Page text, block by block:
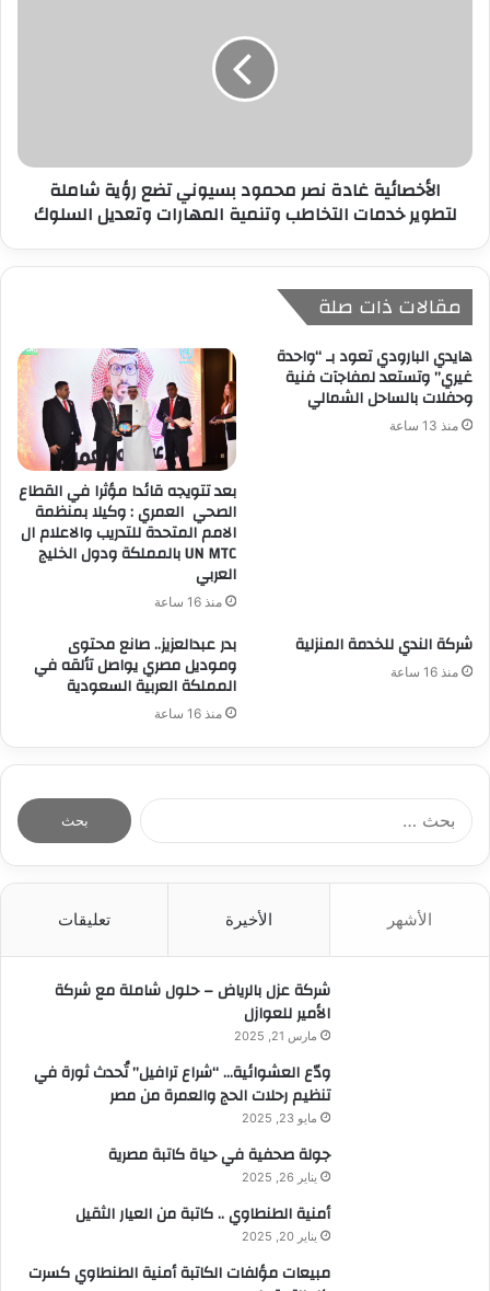
الأخصائية غادة نصر محمود بسيوني تضع رؤية شاملة
لتطوير خدمات التخاطب وتنمية المهارات وتعديل السلوك
مقالات ذات صلة
هايدي البارودي تعود بـ “واحدة
غيري” وتستعد لمفاجآت فنية
وحفلات بالساحل الشمالي
منذ 13 ساعة
بعد تتويجه قائدا مؤثرا في القطاع
الصحي العمري : وكيلا بمنظمة
الامم المتحدة للتدريب والاعلام ال
UN MTC بالمملكة ودول الخليج
العربي
منذ 16 ساعة
شركة الندي للخدمة المنزلية
منذ 16 ساعة
بدر عبدالعزيز.. صانع محتوى
وموديل مصري يواصل تألقه في
المملكة العربية السعودية
منذ 16 ساعة
الأشهر الأخيرة تعليقات
شركة عزل بالرياض – حلول شاملة مع شركة
الأمير للعوازل
مارس 21, 2025
ودّع العشوائية… “شراع ترافيل” تُحدث ثورة في
تنظيم رحلات الحج والعمرة من مصر
مايو 23, 2025
جولة صحفية في حياة كاتبة مصرية
يناير 26, 2025
أمنية الطنطاوي .. كاتبة من العيار الثقيل
يناير 20, 2025
مبيعات مؤلفات الكاتبة أمنية الطنطاوي كسرت